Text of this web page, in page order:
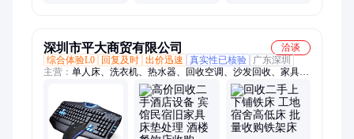
深圳市平大商贸有限公司
洽谈
综合体验L0
回复及时 出价迅速 真实性已核验
广东深圳
主营： 单人床、洗衣机、热水器、回收空调、沙发回收、家具回
收、床垫回收、电视机、饮水机、铁架床、酒店床、床头柜、吧
设备、咖啡机、电线拆除、家电配件、二手布草、二手家电、仓
储设备、宾馆设备、布草空调、家具空调、废旧设备、包厢音
箱、电子设备